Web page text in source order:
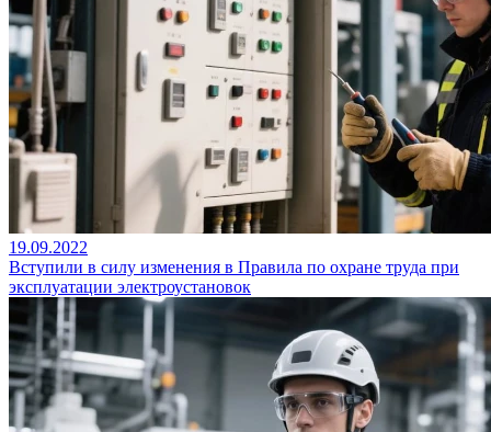
19.09.2022
Вступили в силу изменения в Правила по охране труда при
эксплуатации электроустановок